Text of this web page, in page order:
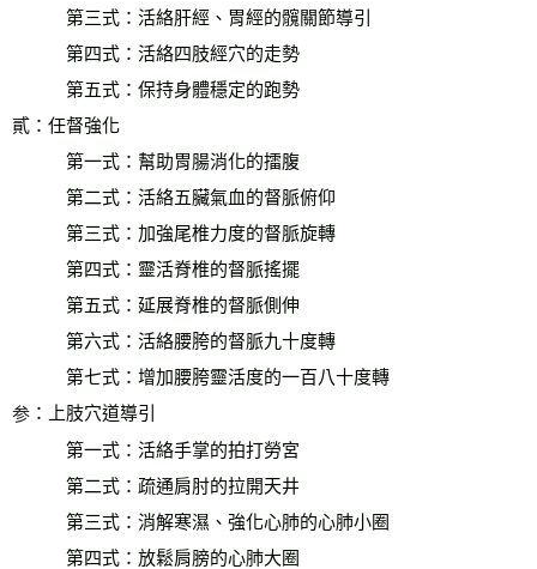
第三式：活絡肝經、胃經的髖關節導引
第四式：活絡四肢經穴的走勢
第五式：保持身體穩定的跑勢
貳：任督強化
第一式：幫助胃腸消化的擂腹
第二式：活絡五臟氣血的督脈俯仰
第三式：加強尾椎力度的督脈旋轉
第四式：靈活脊椎的督脈搖擺
第五式：延展脊椎的督脈側伸
第六式：活絡腰胯的督脈九十度轉
第七式：增加腰胯靈活度的一百八十度轉
参 ：上肢穴道導引
第一式：活絡手掌的拍打勞宮
第二式：疏通肩肘的拉開天井
第三式：消解寒濕、強化心肺的心肺小圈
第四式：放鬆肩膀的心肺大圈